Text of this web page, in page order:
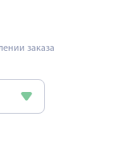
заказа